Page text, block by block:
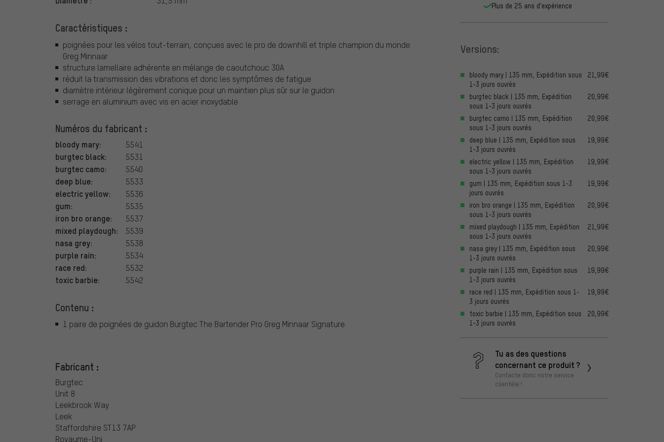
Caractéristiques :
poignées pour les vélos tout-terrain, conçues avec le pro de downhill et triple champion du monde
Greg Minnaar
structure lamellaire adhérente en mélange de caoutchouc 30A
réduit la transmission des vibrations et donc les symptômes de fatigue
diamètre intérieur légèrement conique pour un maintien plus sûr sur le guidon
serrage en aluminium avec vis en acier inoxydable
Numéros du fabricant :
bloody mary: 5541
burgtec black: 5531
burgtec camo: 5540
deep blue: 5533
electric yellow: 5536
gum: 5535
iron bro orange: 5537
mixed playdough: 5539
nasa grey: 5538
purple rain: 5534
race red: 5532
toxic barbie: 5542
Contenu :
1 paire de poignées de guidon Burgtec The Bartender Pro Greg Minnaar Signature
Fabricant :
Burgtec
Unit 8
Leekbrook Way
Leek
Staffordshire ST13 7AP
Royaume-Uni
Plus de 25 ans d'expérience
Versions:
bloody mary | 135 mm, Expédition sous
1-3 jours ouvrés
21,99€
burgtec black | 135 mm, Expédition
sous 1-3 jours ouvrés
20,99€
burgtec camo | 135 mm, Expédition
sous 1-3 jours ouvrés
20,99€
deep blue | 135 mm, Expédition sous
1-3 jours ouvrés
19,99€
electric yellow | 135 mm, Expédition
sous 1-3 jours ouvrés
19,99€
gum | 135 mm, Expédition sous 1-3
jours ouvrés
19,99€
iron bro orange | 135 mm, Expédition
sous 1-3 jours ouvrés
20,99€
mixed playdough | 135 mm, Expédition
sous 1-3 jours ouvrés
21,99€
nasa grey | 135 mm, Expédition sous
1-3 jours ouvrés
20,99€
purple rain | 135 mm, Expédition sous
1-3 jours ouvrés
19,99€
race red | 135 mm, Expédition sous 1-
3 jours ouvrés
19,99€
toxic barbie | 135 mm, Expédition sous
1-3 jours ouvrés
20,99€
Tu as des questions
concernant ce produit ?
Contacte donc notre service
clientèle !